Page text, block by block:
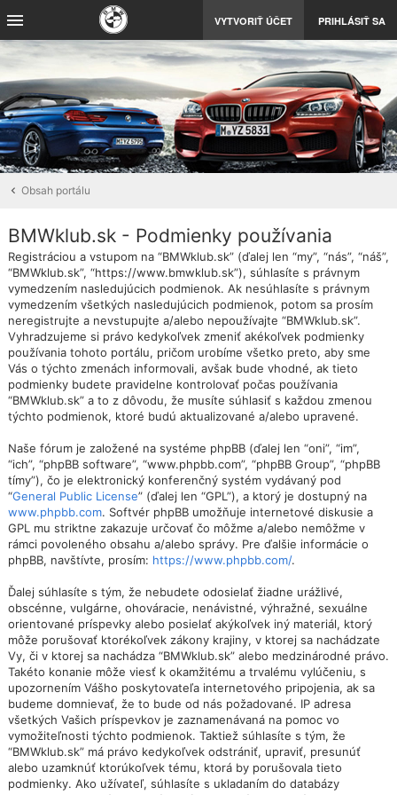
VYTVORIŤ ÚČET PRIHLÁSIŤ SA
Obsah portálu
BMWklub.sk - Podmienky používania
Registráciou a vstupom na “BMWklub.sk” (ďalej len “my”, “nás”, “náš”,
“BMWklub.sk”, “https://www.bmwklub.sk”), súhlasíte s právnym
vymedzením nasledujúcich podmienok. Ak nesúhlasíte s právnym
vymedzením všetkých nasledujúcich podmienok, potom sa prosím
neregistrujte a nevstupujte a/alebo nepoužívajte “BMWklub.sk”.
Vyhradzujeme si právo kedykoľvek zmeniť akékoľvek podmienky
používania tohoto portálu, pričom urobíme všetko preto, aby sme
Vás o týchto zmenách informovali, avšak bude vhodné, ak tieto
podmienky budete pravidelne kontrolovať počas používania
“BMWklub.sk” a to z dôvodu, že musíte súhlasiť s každou zmenou
týchto podmienok, ktoré budú aktualizované a/alebo upravené.
Naše fórum je založené na systéme phpBB (ďalej len “oni”, “im”,
“ich”, “phpBB software”, “www.phpbb.com”, “phpBB Group”, “phpBB
tímy”), čo je elektronický konferenčný systém vydávaný pod
“General Public License” (ďalej len “GPL”), a ktorý je dostupný na
www.phpbb.com. Softvér phpBB umožňuje internetové diskusie a
GPL mu striktne zakazuje určovať čo môžme a/alebo nemôžme v
rámci povoleného obsahu a/alebo správy. Pre ďalšie informácie o
phpBB, navštívte, prosím: https://www.phpbb.com/.
Ďalej súhlasíte s tým, že nebudete odosielať žiadne urážlivé,
obscénne, vulgárne, ohováracie, nenávistné, výhražné, sexuálne
orientované príspevky alebo posielať akýkoľvek iný materiál, ktorý
môže porušovať ktorékoľvek zákony krajiny, v ktorej sa nachádzate
Vy, či v ktorej sa nachádza “BMWklub.sk” alebo medzinárodné právo.
Takéto konanie môže viesť k okamžitému a trvalému vylúčeniu, s
upozornením Vášho poskytovateľa internetového pripojenia, ak sa
budeme domnievať, že to bude od nás požadované. IP adresa
všetkých Vašich príspevkov je zaznamenávaná na pomoc vo
vymožiteľnosti týchto podmienok. Taktiež súhlasíte s tým, že
“BMWklub.sk” má právo kedykoľvek odstrániť, upraviť, presunúť
alebo uzamknúť ktorúkoľvek tému, ktorá by porušovala tieto
podmienky. Ako užívateľ, súhlasíte s ukladaním do databázy